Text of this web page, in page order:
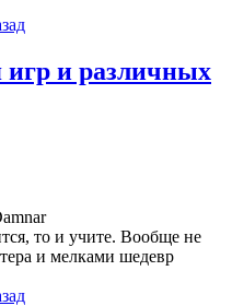
игр и различных
то и учите. Вообще не
и мелками шедевр